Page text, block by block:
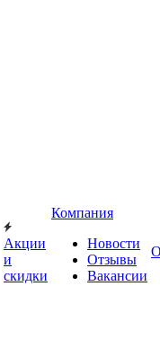
Акции
и
скидки
Компания
Новости
Отзывы
Вакансии